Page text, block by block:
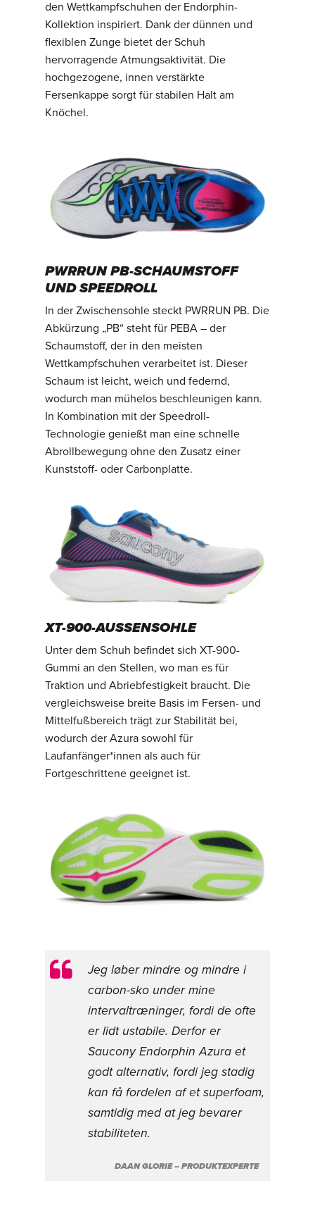
den Wettkampfschuhen der Endorphin-
Kollektion inspiriert. Dank der dünnen und
flexiblen Zunge bietet der Schuh
hervorragende Atmungsaktivität. Die
hochgezogene, innen verstärkte
Fersenkappe sorgt für stabilen Halt am
Knöchel.
PWRRUN PB-SCHAUMSTOFF
UND SPEEDROLL
In der Zwischensohle steckt PWRRUN PB. Die
Abkürzung „PB“ steht für PEBA – der
Schaumstoff, der in den meisten
Wettkampfschuhen verarbeitet ist. Dieser
Schaum ist leicht, weich und federnd,
wodurch man mühelos beschleunigen kann.
In Kombination mit der Speedroll-
Technologie genießt man eine schnelle
Abrollbewegung ohne den Zusatz einer
Kunststoff- oder Carbonplatte.
XT-900-AUSSENSOHLE
Unter dem Schuh befindet sich XT-900-
Gummi an den Stellen, wo man es für
Traktion und Abriebfestigkeit braucht. Die
vergleichsweise breite Basis im Fersen- und
Mittelfußbereich trägt zur Stabilität bei,
wodurch der Azura sowohl für
Laufanfänger*innen als auch für
Fortgeschrittene geeignet ist.
Jeg løber mindre og mindre i
carbon-sko under mine
intervaltræninger, fordi de ofte
er lidt ustabile. Derfor er
Saucony Endorphin Azura et
godt alternativ, fordi jeg stadig
kan få fordelen af et superfoam,
samtidig med at jeg bevarer
stabiliteten.
DAAN GLORIE – PRODUKTEXPERTE